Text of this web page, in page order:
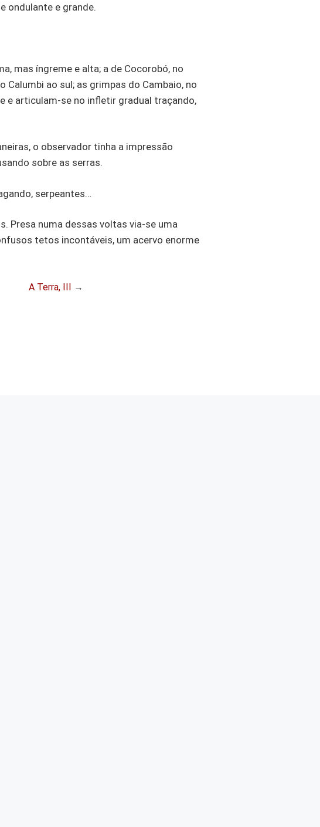
ondulante e grande.
mas íngreme e alta; a de Cocorobó, no
ao sul; as grimpas do Cambaio, no
e articulam-se no infletir gradual traçando,
o observador tinha a impressão
sobre as serras.
serpeantes…
Presa numa dessas voltas via-se uma
tetos incontáveis, um acervo enorme
A Terra, III →